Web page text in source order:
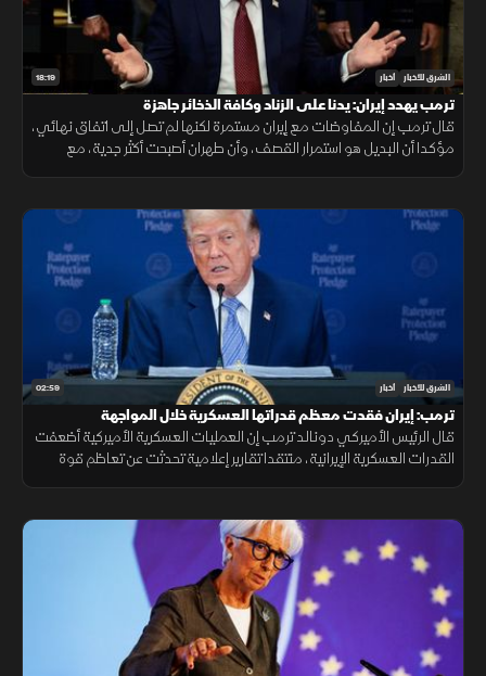
18:19 الشرق للأخبار أخبار
ترمب يهدد إيران: يدنا على الزناد وكافة الذخائر جاهزة
قال ترمب إن المفاوضات مع إيران مستمرة لكنها لم تصل إلى اتفاق نهائي،
مؤكدا أن البديل هو استمرار القصف، وأن طهران أصبحت أكثر جدية، مع
02:59 الشرق للأخبار أخبار
ترمب: إيران فقدت معظم قدراتها العسكرية خلال المواجهة
قال الرئيس الأميركي دونالد ترمب إن العمليات العسكرية الأميركية أضعفت
القدرات العسكرية الإيرانية، منتقدا تقارير إعلامية تحدثت عن تعاظم قوة